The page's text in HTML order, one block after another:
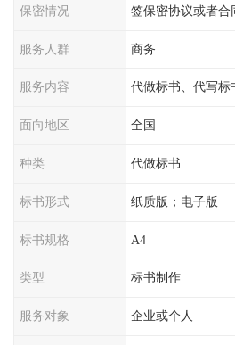
保密情况 签保密协议或者合
服务人群 商务
服务内容 代做标书、代写标
面向地区 全国
种类 代做标书
标书形式 纸质版；电子版
标书规格 A4
类型 标书制作
服务对象 企业或个人